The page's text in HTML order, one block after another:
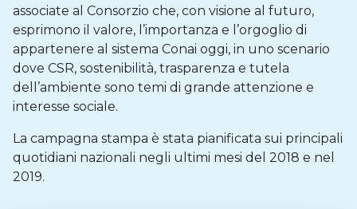
associate al Consorzio che, con visione al futuro,
esprimono il valore, l’importanza e l’orgoglio di
appartenere al sistema Conai oggi, in uno scenario
dove CSR, sostenibilità, trasparenza e tutela
dell’ambiente sono temi di grande attenzione e
interesse sociale.
La campagna stampa è stata pianificata sui principali
quotidiani nazionali negli ultimi mesi del 2018 e nel
2019.